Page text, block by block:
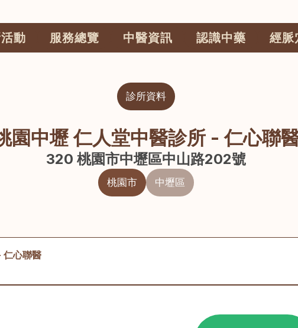
動 服務總覽 中醫資訊 認識中藥 經脈
診所資料
園中壢 仁人堂中醫診所 - 仁心聯
320 桃園市中壢區中山路202號
桃園市 中壢區
仁心聯醫